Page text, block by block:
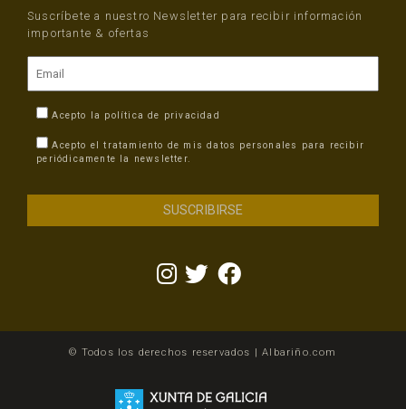
Suscríbete a nuestro Newsletter para recibir información
importante & ofertas
Acepto la política de privacidad
Acepto el tratamiento de mis datos personales para recibir
periódicamente la newsletter.
© Todos los derechos reservados | Albariño.com